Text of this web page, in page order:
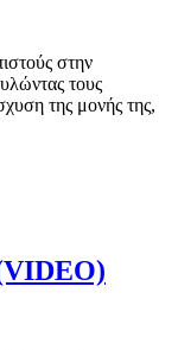
στην
τους
της μονής της,